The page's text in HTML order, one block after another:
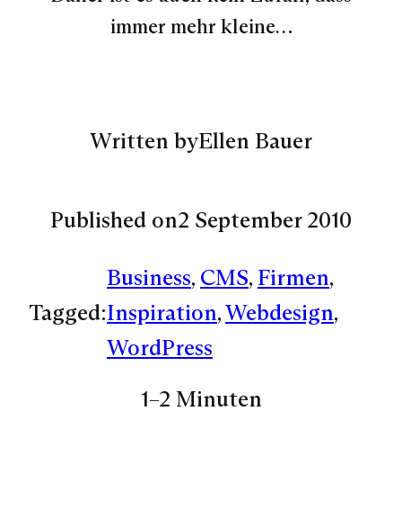
immer mehr kleine…
Written byEllen Bauer
Published on2 September 2010
Tagged:
Business, CMS, Firmen
Inspiration, Webdesign
WordPress
1–2 Minuten